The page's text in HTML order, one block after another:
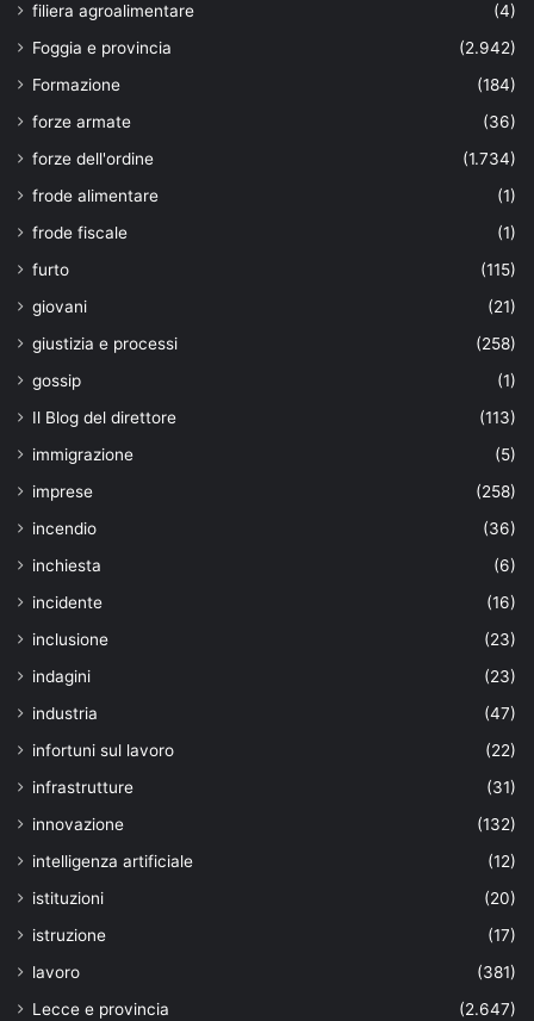
filiera agroalimentare
(4)
Foggia e provincia
(2.942)
Formazione
(184)
forze armate
(36)
forze dell'ordine
(1.734)
frode alimentare
(1)
frode fiscale
(1)
furto
(115)
giovani
(21)
giustizia e processi
(258)
gossip
(1)
Il Blog del direttore
(113)
immigrazione
(5)
imprese
(258)
incendio
(36)
inchiesta
(6)
incidente
(16)
inclusione
(23)
indagini
(23)
industria
(47)
infortuni sul lavoro
(22)
infrastrutture
(31)
innovazione
(132)
intelligenza artificiale
(12)
istituzioni
(20)
istruzione
(17)
lavoro
(381)
Lecce e provincia
(2.647)